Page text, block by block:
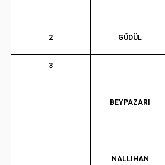
2 GÜDÜL
3
BEYPAZARI
NALLIHAN